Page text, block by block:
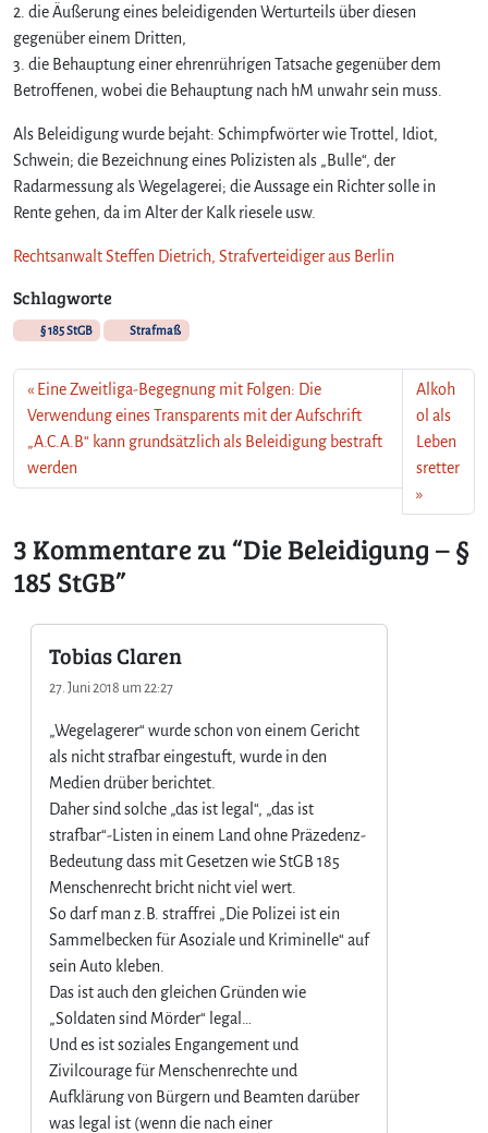
2. die Äußerung eines beleidigenden Werturteils über diesen
gegenüber einem Dritten,
3. die Behauptung einer ehrenrührigen Tatsache gegenüber dem
Betroffenen, wobei die Behauptung nach hM unwahr sein muss.
Als Beleidigung wurde bejaht: Schimpfwörter wie Trottel, Idiot,
Schwein; die Bezeichnung eines Polizisten als „Bulle“, der
Radarmessung als Wegelagerei; die Aussage ein Richter solle in
Rente gehen, da im Alter der Kalk riesele usw.
Rechtsanwalt Steffen Dietrich, Strafverteidiger aus Berlin
Schlagworte
§ 185 StGB Strafmaß
Eine Zweitliga-Begegnung mit Folgen: Die
Verwendung eines Transparents mit der Aufschrift
„A.C.A.B“ kann grundsätzlich als Beleidigung bestraft
werden
Alkoh
ol als
Leben
sretter
3 Kommentare zu “Die Beleidigung – §
185 StGB”
Tobias Claren
27. Juni 2018 um 22:27
„Wegelagerer“ wurde schon von einem Gericht
als nicht strafbar eingestuft, wurde in den
Medien drüber berichtet.
Daher sind solche „das ist legal“, „das ist
strafbar“-Listen in einem Land ohne Präzedenz-
Bedeutung dass mit Gesetzen wie StGB 185
Menschenrecht bricht nicht viel wert.
So darf man z.B. straffrei „Die Polizei ist ein
Sammelbecken für Asoziale und Kriminelle“ auf
sein Auto kleben.
Das ist auch den gleichen Gründen wie
„Soldaten sind Mörder“ legal…
Und es ist soziales Engangement und
Zivilcourage für Menschenrechte und
Aufklärung von Bürgern und Beamten darüber
was legal ist (wenn die nach einer